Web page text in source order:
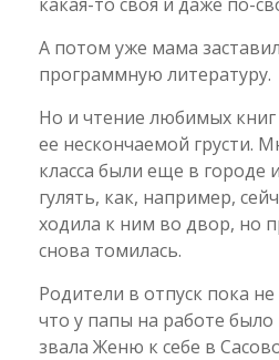
А потом уже мама
программную литературу.
Но и чтение любимых книг
ее нескончаемой грусти.
класса были еще в городе
гулять, как, например,
ходила к ним во двор, но
снова томилась.
Родители в отпуск пока
что у папы на работе
звала Женю к себе в